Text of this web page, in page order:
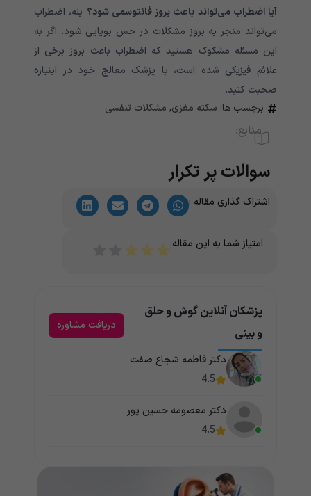
آیا اضطراب می‌تواند باعث بروز فانتوسمی شود؟ بله، اضطراب
می‌تواند منجر به بروز مشکلات در حس بویایی شود. اگر به
این مسئله مشکوک هستید که اضطراب باعث بروز برخی از
علائم فیزیکی شده است، با پزشک معالج خود در اینباره
صحبت کنید.
برچسب ها: سکته مغزی, مشکلات تنفسی
منابع:
سوالات پر تکرار
اشتراک گذاری مقاله :
امتیاز شما به این مقاله:
پزشکان آنلاین گوش و حلق
و بینی
دریافت مشاوره
دکتر فاطمه شجاع صفت
4.5
دکتر معصومه حسین پور
4.5